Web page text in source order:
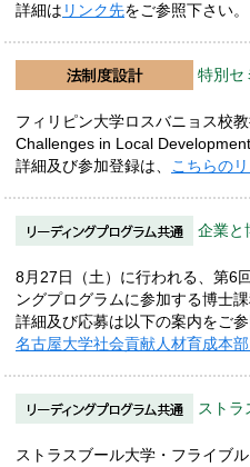
詳細は リンク先をご参照下さい。
特別セ
フィリピン大学ロスバニョス校
Challenges in Local
詳細及び参加登録は、
こちらの
企業と
8月27日（土）に行われる、第6
ングプログラムに参加する博士
詳細及び応募は以下の案内をご
名古屋大学社会貢献人材育成本
スト
ストラスブール大学・フライブ